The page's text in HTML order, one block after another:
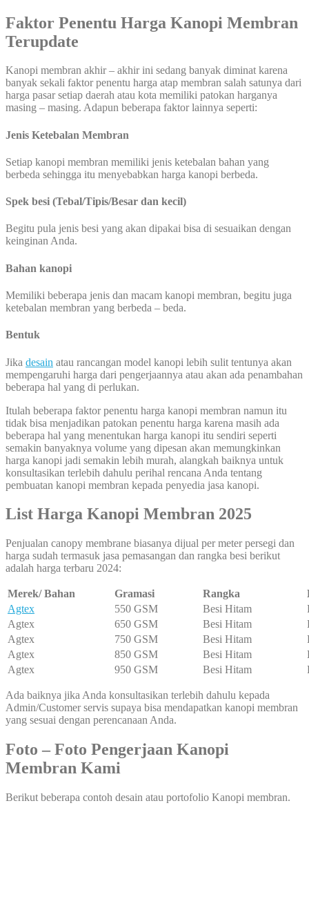
Faktor Penentu Harga Kanopi Membran
Terupdate
Kanopi membran akhir – akhir ini sedang banyak diminat karena
banyak sekali faktor penentu harga atap membran salah satunya dari
harga pasar setiap daerah atau kota memiliki patokan harganya
masing – masing. Adapun beberapa faktor lainnya seperti:
Jenis Ketebalan Membran
Setiap kanopi membran memiliki jenis ketebalan bahan yang
berbeda sehingga itu menyebabkan harga kanopi berbeda.
Spek besi (Tebal/Tipis/Besar dan kecil)
Begitu pula jenis besi yang akan dipakai bisa di sesuaikan dengan
keinginan Anda.
Bahan kanopi
Memiliki beberapa jenis dan macam kanopi membran, begitu juga
ketebalan membran yang berbeda – beda.
Bentuk
Jika desain atau rancangan model kanopi lebih sulit tentunya akan
mempengaruhi harga dari pengerjaannya atau akan ada penambahan
beberapa hal yang di perlukan.
Itulah beberapa faktor penentu harga kanopi membran namun itu
tidak bisa menjadikan patokan penentu harga karena masih ada
beberapa hal yang menentukan harga kanopi itu sendiri seperti
semakin banyaknya volume yang dipesan akan memungkinkan
harga kanopi jadi semakin lebih murah, alangkah baiknya untuk
konsultasikan terlebih dahulu perihal rencana Anda tentang
pembuatan kanopi membran kepada penyedia jasa kanopi.
List Harga Kanopi Membran 2025
Penjualan canopy membrane biasanya dijual per meter persegi dan
harga sudah termasuk jasa pemasangan dan rangka besi berikut
adalah harga terbaru 2024:
Merek/ Bahan Gramasi Rangka
Agtex
550 GSM Besi Hitam
Agtex
650 GSM Besi Hitam
Agtex
750 GSM Besi Hitam
Agtex
850 GSM Besi Hitam
Agtex
950 GSM Besi Hitam
Ada baiknya jika Anda konsultasikan terlebih dahulu kepada
Admin/Customer servis supaya bisa mendapatkan kanopi membran
yang sesuai dengan perencanaan Anda.
Foto – Foto Pengerjaan Kanopi
Membran Kami
Berikut beberapa contoh desain atau portofolio Kanopi membran.